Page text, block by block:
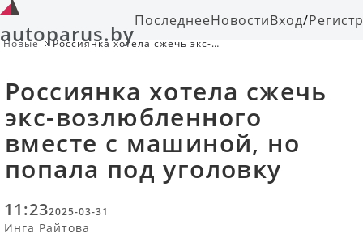
autoparus.byПоследнееНовостиВход/
Новые
Россиянка хотела сжечь экс-
Россиянка хотела сжечь
экс-возлюбленного
вместе с машиной, но
попала под уголовку
11:232025-03-31
Инга Райтова